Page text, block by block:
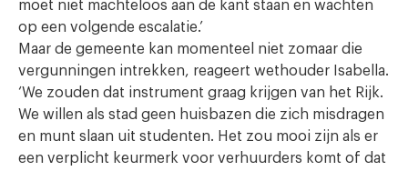
moet niet machteloos aan de kant staan en wachten
op een volgende escalatie.’
Maar de gemeente kan momenteel niet zomaar die
vergunningen intrekken, reageert wethouder Isabella.
‘We zouden dat instrument graag krijgen van het Rijk.
We willen als stad geen huisbazen die zich misdragen
en munt slaan uit studenten. Het zou mooi zijn als er
een verplicht keurmerk voor verhuurders komt of dat